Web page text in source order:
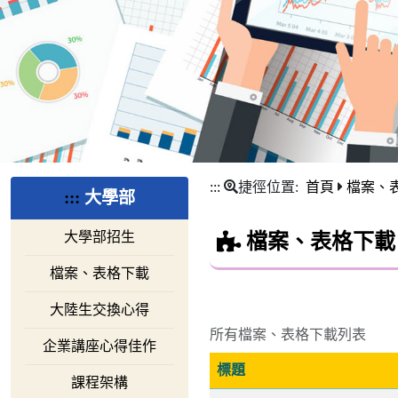
::: 大學部
大學部招生
檔案、表格下載
大陸生交換心得
企業講座心得佳作
課程架構
::: 捷徑位置: 首頁 檔案、
檔案、表格下載
所有檔案、表格下載列表
標題